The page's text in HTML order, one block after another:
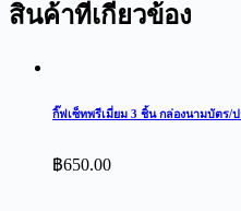
สินค้าที่เกี่ยวข้อง
กิ๊ฟเซ็ทพรีเมี่ยม 3 ชิ้น กล่องนามบัตร/
฿650.00